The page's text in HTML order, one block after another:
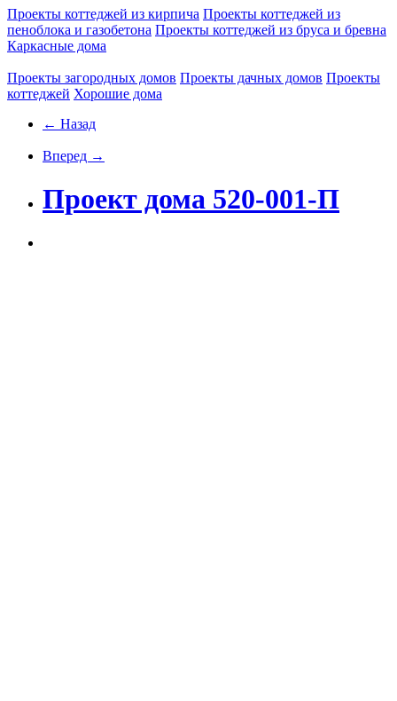
Проекты коттеджей из кирпича Проекты коттеджей из
пеноблока и газобетона Проекты коттеджей из бруса и бревна
Каркасные дома
Проекты загородных домов Проекты дачных домов Проекты
коттеджей Хорошие дома
← Назад
Вперед →
Проект дома 520-001-П